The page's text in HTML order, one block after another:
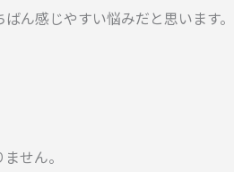
ん感じやすい悩みだと思います。
せん。